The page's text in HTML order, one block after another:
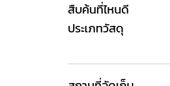
สืบค้นที่ไหนดี
ประเภทวัสดุ